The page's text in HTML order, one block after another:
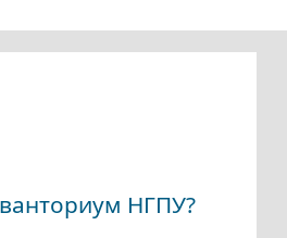
НГПУ?